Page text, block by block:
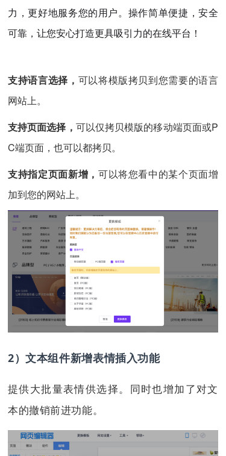
力，更好地服务您的用户。操作简单便捷，安全
可靠，让您安心打造更具吸引力的在线平台！
支持语言选择， 可以将模版拷贝到您需要的语言
网站上。
支持页面选择， 可以仅拷贝模版的移动端页面或P
C端页面，也可以都拷贝。
支持指定页面新增， 可以将您看中的某个页面增
加到您的网站上。
2）文本组件新增表情插入功能
提供大批量表情供选择。同时也增加了对文
本的撤销前进功能。